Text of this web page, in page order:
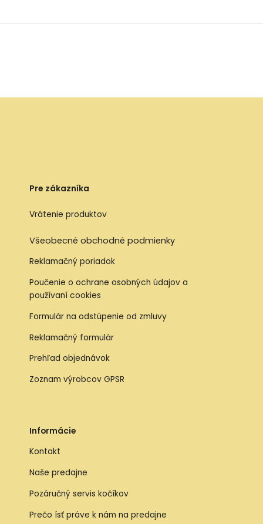
Pre zákazníka
Vrátenie produktov
Všeobecné obchodné podmienky
Reklamačný poriadok
Poučenie o ochrane osobných údajov a
používaní cookies
Formulár na odstúpenie od zmluvy
Reklamačný formulár
Prehľad objednávok
Zoznam výrobcov GPSR
Informácie
Kontakt
Naše predajne
Pozáručný servis kočíkov
Prečo ísť práve k nám na predajne